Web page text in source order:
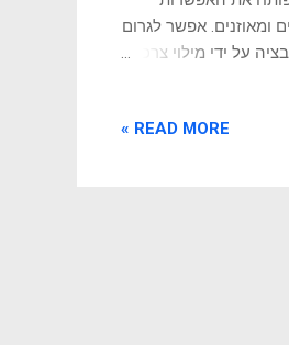
אפשר לגרום
על ידי מילוי צרכים
שלך ישנם מספר
READ MORE »